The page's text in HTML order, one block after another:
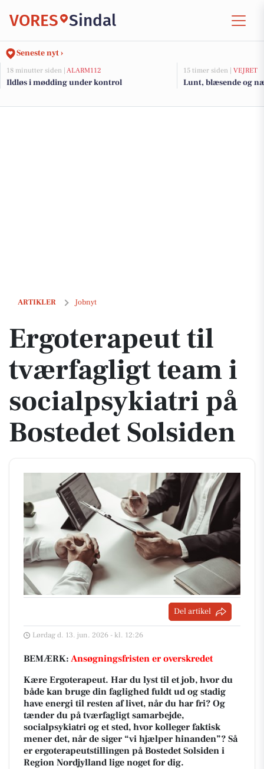
VORES Sindal
Seneste nyt ›
18 minutter siden | ALARM112
Ildløs i mødding under kontrol
15 timer siden | VEJRET
Lunt, blæsende og
ARTIKLER Jobnyt
Ergoterapeut til tværfagligt team i socialpsykiatri på Bostedet
Ergoterapeut til
tværfagligt team i
socialpsykiatri på
Bostedet Solsiden
Del artikel
Lørdag d. 13. jun. 2026 - kl. 12:26
BEMÆRK: Ansøgningsfristen er overskredet
Kære Ergoterapeut. Har du lyst til et job, hvor du
både kan bruge din faglighed fuldt ud og stadig
have energi til resten af livet, når du har fri? Og
tænder du på tværfagligt samarbejde,
socialpsykiatri og et sted, hvor kolleger faktisk
mener det, når de siger “vi hjælper hinanden”? Så
er ergoterapeutstillingen på Bostedet Solsiden i
Region Nordjylland lige noget for dig.